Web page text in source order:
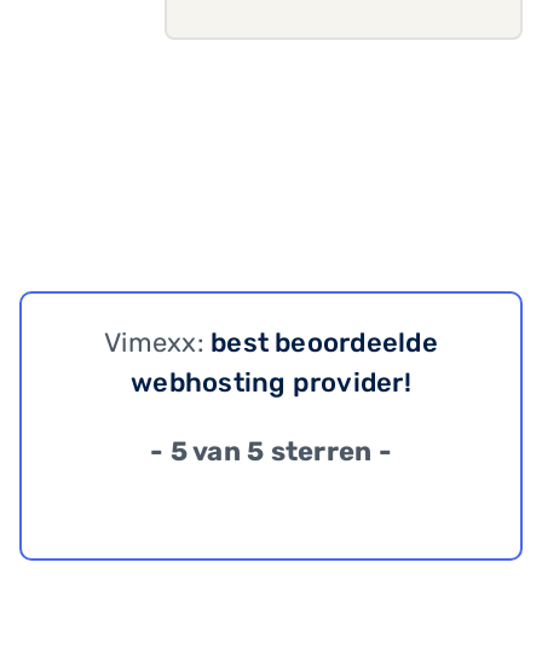
Vimexx: best beoordeelde
webhosting provider!
- 5 van 5 sterren -